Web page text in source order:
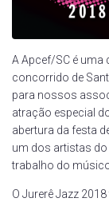
A Apcef/SC é uma
concorrido de
para nossos
atração especial
abertura da festa
um dos artistas do
trabalho do
O Jurerê Jazz